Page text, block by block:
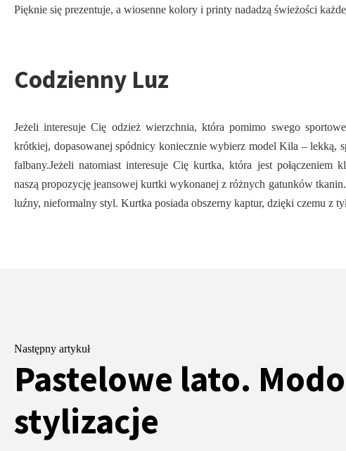
Pięknie się prezentuje, a wiosenne kolory i printy nadadzą świeżości
Codzienny Luz
Jeżeli interesuje Cię odzież wierzchnia, która pomimo swego
krótkiej, dopasowanej spódnicy koniecznie wybierz model Kila – lekką,
falbany.Jeżeli natomiast interesuje Cię kurtka, która jest połączeniem
naszą propozycję jeansowej kurtki wykonanej z różnych gatunków tkanin.
luźny, nieformalny styl. Kurtka posiada obszerny kaptur, dzięki czemu z
Następny artykuł
Pastelowe lato.
stylizacje